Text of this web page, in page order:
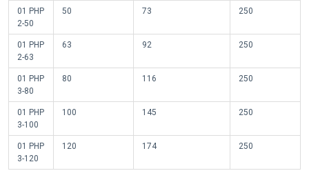
01 PHP
2-50
50 73 250
01 PHP
2-63
63 92 250
01 PHP
3-80
80 116 250
01 PHP
3-100
100 145 250
01 PHP
3-120
120 174 250